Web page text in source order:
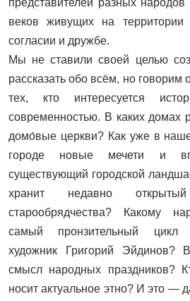
представителей разных
веков живущих на
согласии и дружбе.
Мы не ставили своей целью
рассказать обо всём, но говорим
тех, кто интересуется
современностью. В каких домах
домо́вые церкви? Как уже в
городе новые мечети и
существующий городской
хранит недавно
старообрядчества? Какому
самый пронзительный цикл
художник Григорий Эйдинов?
смысл народных праздников?
носит актуальное этно? И это —